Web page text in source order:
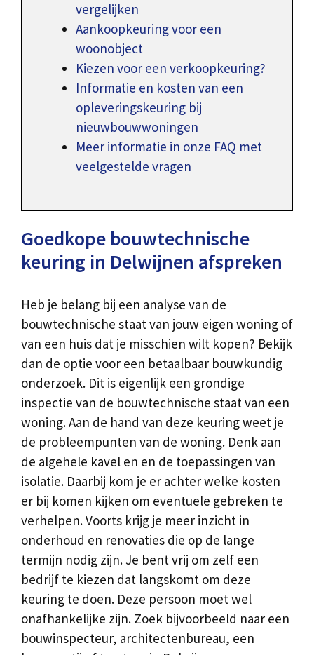
vergelijken
Aankoopkeuring voor een
woonobject
Kiezen voor een verkoopkeuring?
Informatie en kosten van een
opleveringskeuring bij
nieuwbouwwoningen
Meer informatie in onze FAQ met
veelgestelde vragen
Goedkope bouwtechnische
keuring in Delwijnen afspreken
Heb je belang bij een analyse van de
bouwtechnische staat van jouw eigen woning of
van een huis dat je misschien wilt kopen? Bekijk
dan de optie voor een betaalbaar bouwkundig
onderzoek. Dit is eigenlijk een grondige
inspectie van de bouwtechnische staat van een
woning. Aan de hand van deze keuring weet je
de probleempunten van de woning. Denk aan
de algehele kavel en en de toepassingen van
isolatie. Daarbij kom je er achter welke kosten
er bij komen kijken om eventuele gebreken te
verhelpen. Voorts krijg je meer inzicht in
onderhoud en renovaties die op de lange
termijn nodig zijn. Je bent vrij om zelf een
bedrijf te kiezen dat langskomt om deze
keuring te doen. Deze persoon moet wel
onafhankelijke zijn. Zoek bijvoorbeeld naar een
bouwinspecteur, architectenbureau, een